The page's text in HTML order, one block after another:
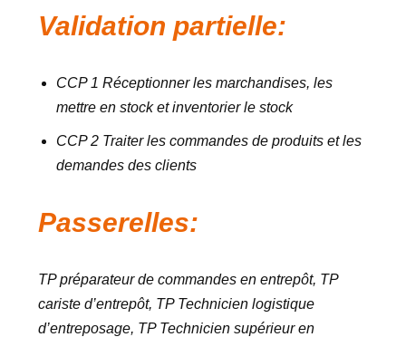
Validation partielle:
CCP 1 Réceptionner les marchandises, les
mettre en stock et inventorier le stock
CCP 2 Traiter les commandes de produits et les
demandes des clients
Passerelles:
TP préparateur de commandes en entrepôt, TP
cariste d’entrepôt, TP Technicien logistique
d’entreposage, TP Technicien supérieur en